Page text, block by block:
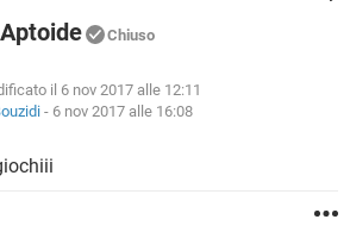
WHATSAPP
WHATSAPP
GAMING
WINDOWS 10
GAMING
Chiuso
il 6 nov 2017 alle 12:11
- 6 nov 2017 alle 16:08